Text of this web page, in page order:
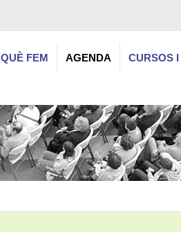
QUÈ FEM AGENDA CURSOS